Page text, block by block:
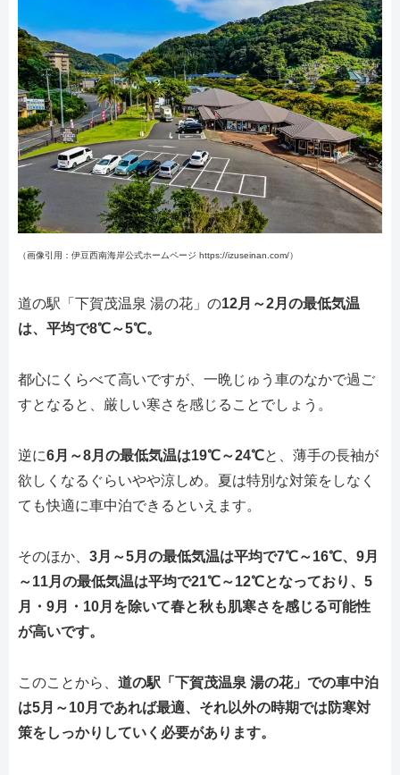
（画像引用：伊豆西南海岸公式ホームページ https://izuseinan.com/）
道の駅「下賀茂温泉 湯の花」の12月～2月の最低気温
は、平均で8℃～5℃。
都心にくらべて高いですが、一晩じゅう車のなかで過ご
すとなると、厳しい寒さを感じることでしょう。
逆に6月～8月の最低気温は19℃～24℃と、薄手の長袖が
欲しくなるぐらいやや涼しめ。夏は特別な対策をしなく
ても快適に車中泊できるといえます。
そのほか、 3月～5月の最低気温は平均で7℃～16℃、9月
～11月の最低気温は平均で21℃～12℃となっており、5
月・9月・10月を除いて春と秋も肌寒さを感じる可能性
が高いです。
このことから、 道の駅「下賀茂温泉 湯の花」での車中泊
は5月～10月であれば最適、それ以外の時期では防寒対
策をしっかりしていく必要があります。